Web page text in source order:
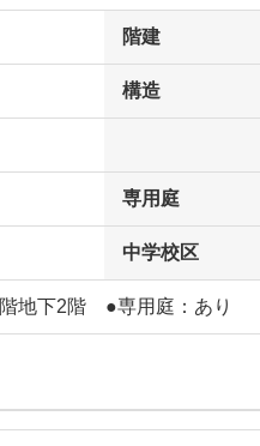
階建
構造
専用庭
中学校区
地下2階 ●専用庭：あり